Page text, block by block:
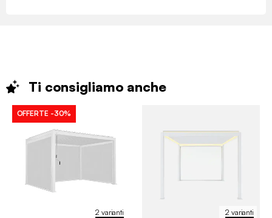
Ti consigliamo anche
2 varianti
OFFERTE -30%
2 varianti